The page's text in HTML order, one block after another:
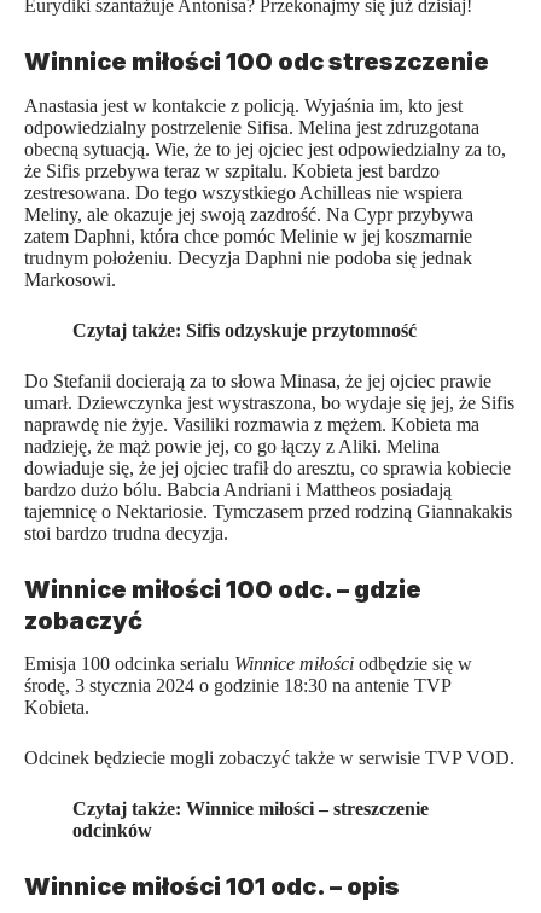
Eurydiki szantażuje Antonisa? Przekonajmy się już dzisiaj!
Winnice miłości 100 odc streszczenie
Anastasia jest w kontakcie z policją. Wyjaśnia im, kto jest
odpowiedzialny postrzelenie Sifisa. Melina jest zdruzgotana
obecną sytuacją. Wie, że to jej ojciec jest odpowiedzialny za to,
że Sifis przebywa teraz w szpitalu. Kobieta jest bardzo
zestresowana. Do tego wszystkiego Achilleas nie wspiera
Meliny, ale okazuje jej swoją zazdrość. Na Cypr przybywa
zatem Daphni, która chce pomóc Melinie w jej koszmarnie
trudnym położeniu. Decyzja Daphni nie podoba się jednak
Markosowi.
Czytaj także: Sifis odzyskuje przytomność
Do Stefanii docierają za to słowa Minasa, że jej ojciec prawie
umarł. Dziewczynka jest wystraszona, bo wydaje się jej, że Sifis
naprawdę nie żyje. Vasiliki rozmawia z mężem. Kobieta ma
nadzieję, że mąż powie jej, co go łączy z Aliki. Melina
dowiaduje się, że jej ojciec trafił do aresztu, co sprawia kobiecie
bardzo dużo bólu. Babcia Andriani i Mattheos posiadają
tajemnicę o Nektariosie. Tymczasem przed rodziną Giannakakis
stoi bardzo trudna decyzja.
Winnice miłości 100 odc. – gdzie
zobaczyć
Emisja 100 odcinka serialu Winnice miłości odbędzie się w
środę, 3 stycznia 2024 o godzinie 18:30 na antenie TVP
Kobieta.
Odcinek będziecie mogli zobaczyć także w serwisie TVP VOD.
Czytaj także: Winnice miłości – streszczenie
odcinków
Winnice miłości 101 odc. – opis